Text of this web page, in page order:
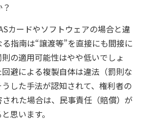
カードやソフトウェアの場合と違
指南は“譲渡等”を直接にも間接に
の適用可能性はやや低いでしょ
避による複製自体は違法（罰則な
した手法が認知されて、権利者の
れた場合は、民事責任（賠償）が
思います。